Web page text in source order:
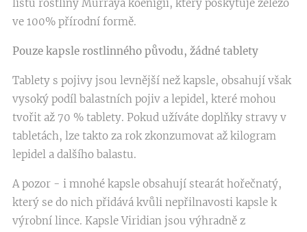
listů rostliny Murraya koenigii, který poskytuje železo
ve 100% přírodní formě.
Pouze kapsle rostlinného původu, žádné tablety
Tablety s pojivy jsou levnější než kapsle, obsahují však
vysoký podíl balastních pojiv a lepidel, které mohou
tvořit až 70 % tablety. Pokud užíváte doplňky stravy v
tabletách, lze takto za rok zkonzumovat až kilogram
lepidel a dalšího balastu.
A pozor - i mnohé kapsle obsahují stearát hořečnatý,
který se do nich přidává kvůli nepřilnavosti kapsle k
výrobní lince. Kapsle Viridian jsou výhradně z